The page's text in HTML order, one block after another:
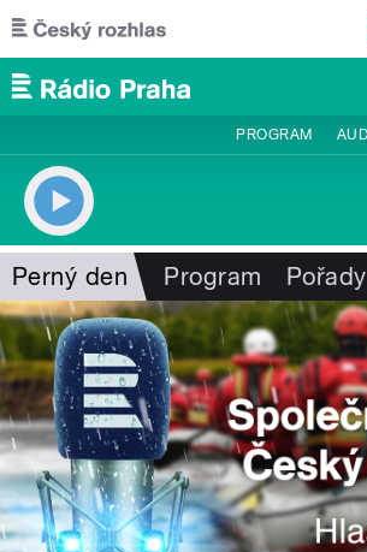
Přejít k hlavnímu obsahu
PROGRAM
Perný den Program Pořady